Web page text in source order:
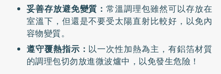
妥善存放避免變質：常溫調理包雖然可以存放在
室溫下，但還是不要受太陽直射比較好，以免內
容物變質。
遵守覆熱指示： 以一次性加熱為主，有鋁箔材質
的調理包切勿放進微波爐中，以免發生危險！